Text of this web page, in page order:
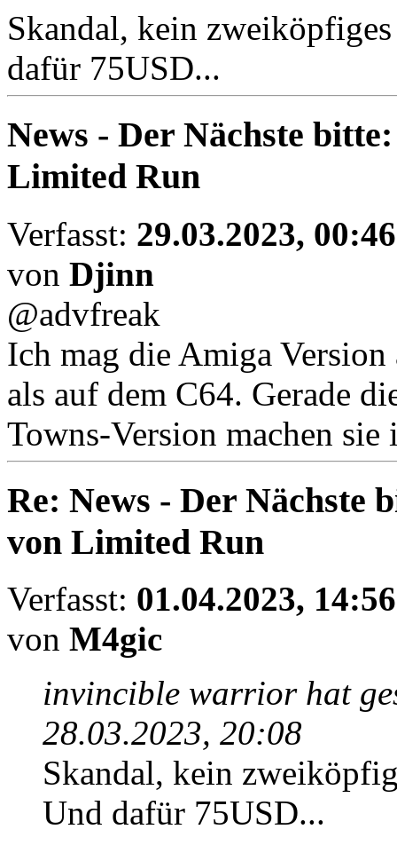
Skandal, kein
dafür 75USD...
News - Der Nächste
Limited Run
Verfasst: 29.03.2023, 00:46
von Djinn
@advfreak
Ich mag die Amiga
als auf dem C64. Gerade
Towns-Version machen sie
Re: News - Der
von Limited Run
Verfasst: 01.04.2023, 14:56
von M4gic
invincible warrior hat
28.03.2023, 20:08
Skandal, kein
Und dafür 75USD...